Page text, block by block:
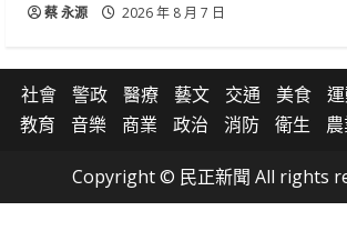
蔡 永源 2026 年 8 月 7 日
社會 警政 醫療 藝文 交通 美食
教育
音樂 商業 政治 消防 衛生
Copyright © 民正新聞 All rights